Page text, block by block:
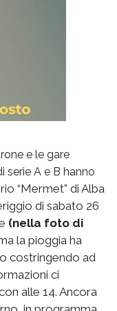
e le gare
serie A e B hanno
“Mermet” di Alba
di sabato 26
(nella foto di
la pioggia ha
costringendo ad
ci
alle 14. Ancora